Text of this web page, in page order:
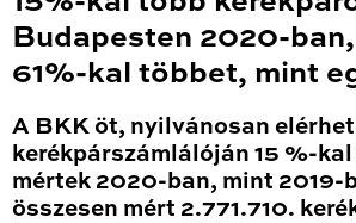
Budapesten 2020-
61%-kal többet, mint
A BKK öt, nyilvánosan
kerékpárszámlálóján 15 %-
mértek 2020-ban, mint 2019-
összesen mért 2.771.710.